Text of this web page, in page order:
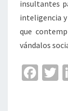
insultantes
inteligencia
que
vándalos
Fa T